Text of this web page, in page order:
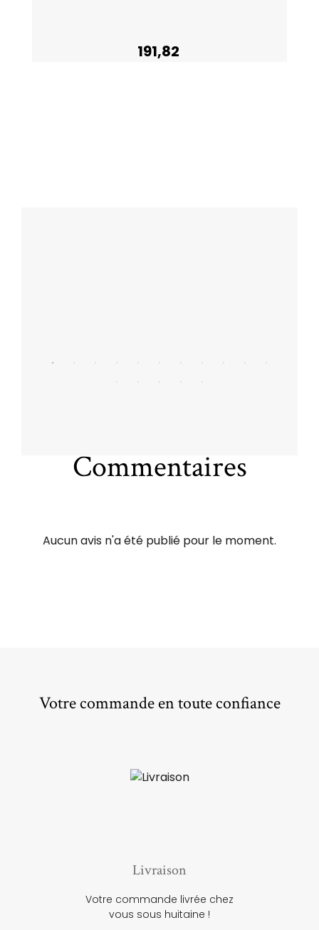
191,82
Commentaires
Aucun avis n'a été publié pour le moment.
Votre commande en toute confiance
Livraison
Votre commande livrée chez
vous sous huitaine !